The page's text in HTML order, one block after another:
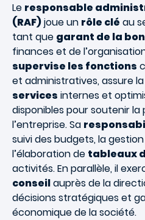
Le responsable
(RAF)joue un rôle clé au
tant que garant de la
finances et de
supervise les fonctions
et administratives, assure la
services internes et
disponibles pour soutenir
l’entreprise. Sa
suivi des budgets, la
l’élaboration de tableaux
activités. En parallèle, il
conseilauprès de la
décisions stratégiques et
économique de la société.